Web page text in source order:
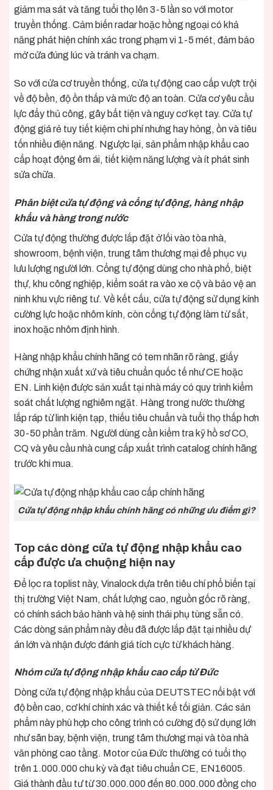
giảm ma sát và tăng tuổi thọ lên 3-5 lần so với motor
truyền thống. Cảm biến radar hoặc hồng ngoại có khả
năng phát hiện chính xác trong phạm vi 1-5 mét, đảm bảo
mở cửa đúng lúc và tránh va chạm.
So với cửa cơ truyền thống, cửa tự động cao cấp vượt trội
về độ bền, độ ồn thấp và mức độ an toàn. Cửa cơ yêu cầu
lực đẩy thủ công, gây bất tiện và nguy cơ kẹt tay. Cửa tự
động giá rẻ tuy tiết kiệm chi phí nhưng hay hỏng, ồn và tiêu
tốn nhiều điện năng. Ngược lại, sản phẩm nhập khẩu cao
cấp hoạt động êm ái, tiết kiệm năng lượng và ít phát sinh
sửa chữa.
Phân biệt cửa tự động và cổng tự động, hàng nhập
khẩu và hàng trong nước
Cửa tự động thường được lắp đặt ở lối vào tòa nhà,
showroom, bệnh viện, trung tâm thương mại để phục vụ
lưu lượng người lớn. Cổng tự động dùng cho nhà phố, biệt
thự, khu công nghiệp, kiểm soát ra vào xe cộ và bảo vệ an
ninh khu vực riêng tư. Về kết cấu, cửa tự động sử dụng kính
cường lực hoặc nhôm kính, còn cổng tự động làm từ sắt,
inox hoặc nhôm định hình.
Hàng nhập khẩu chính hãng có tem nhãn rõ ràng, giấy
chứng nhận xuất xứ và tiêu chuẩn quốc tế như CE hoặc
EN. Linh kiện được sản xuất tại nhà máy có quy trình kiểm
soát chất lượng nghiêm ngặt. Hàng trong nước thường
lắp ráp từ linh kiện tạp, thiếu tiêu chuẩn và tuổi thọ thấp hơn
30-50 phần trăm. Người dùng cần kiểm tra kỹ hồ sơ CO,
CQ và yêu cầu nhà cung cấp xuất trình catalog chính hãng
trước khi mua.
Cửa tự động nhập khẩu chính hãng có những ưu điểm gì?
Top các dòng cửa tự động nhập khẩu cao
cấp được ưa chuộng hiện nay
Để lọc ra toplist này, Vinalock dựa trên tiêu chí phổ biến tại
thị trường Việt Nam, chất lượng cao, nguồn gốc rõ ràng,
có chính sách bảo hành và hệ sinh thái phụ tùng sẵn có.
Các dòng sản phẩm này đều đã được lắp đặt tại nhiều dự
án lớn và nhận được đánh giá tích cực từ khách hàng.
Nhóm cửa tự động nhập khẩu cao cấp từ Đức
Dòng cửa tự động nhập khẩu của DEUTSTEC nổi bật với
độ bền cao, cơ khí chính xác và thiết kế tối giản. Các sản
phẩm này phù hợp cho công trình có cường độ sử dụng lớn
như sân bay, bệnh viện, trung tâm thương mại và tòa nhà
văn phòng cao tầng. Motor của Đức thường có tuổi thọ
trên 1.000.000 chu kỳ và đạt tiêu chuẩn CE, EN16005.
Giá thành đầu tư từ 30.000.000 đến 80.000.000 đồng cho